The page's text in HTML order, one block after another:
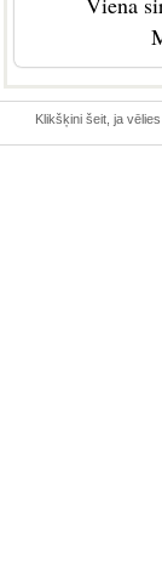
Klikšķini šeit, ja